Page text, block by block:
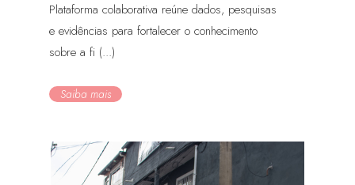
Plataforma colaborativa reúne dados, pesquisas
e evidências para fortalecer o conhecimento
sobre a fi (...)
Saiba mais